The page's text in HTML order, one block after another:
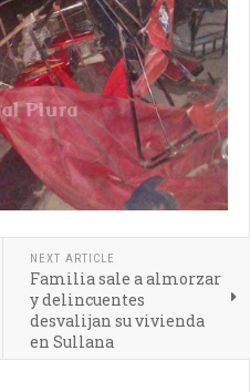
NEXT ARTICLE
Familia sale a almorzar
y delincuentes
desvalijan su vivienda
en Sullana